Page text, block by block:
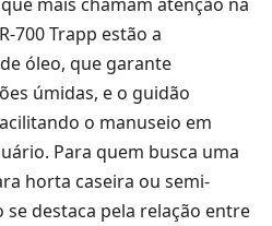
700 Trapp estão a
óleo, que garante
úmidas, e o guidão
o manuseio em
Para quem busca uma
horta caseira ou semi-
destaca pela relação entre